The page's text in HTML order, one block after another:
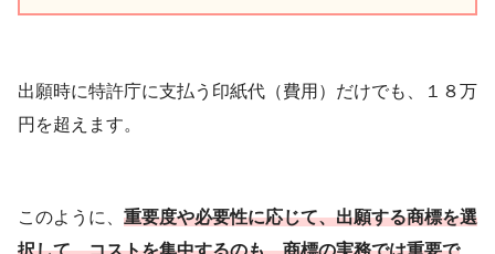
出願時に特許庁に支払う印紙代（費用）だけでも、１８万
円を超えます。
このように、 重要度や必要性に応じて、出願する商標を選
択して、コストを集中するのも、商標の実務では重要で